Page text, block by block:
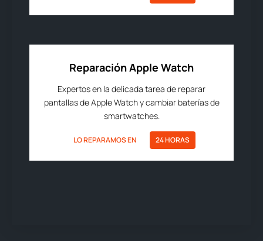
Reparación Apple Watch
Expertos en la delicada tarea de reparar
pantallas de Apple Watch y cambiar baterías de
smartwatches.
LO REPARAMOS EN 24 HORAS